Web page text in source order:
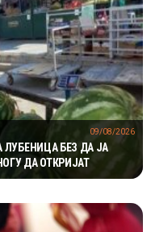
ЛУБЕНИЦА БЕЗ ДА ЈА
ДА ОТКРИЈАТ
09/08/2026